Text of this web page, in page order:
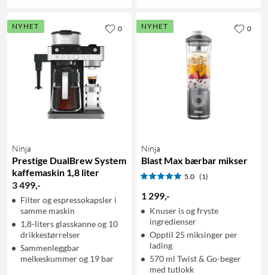
NYHET
Ninja
Prestige DualBrew System
kaffemaskin 1,8 liter
3 499,-
Filter og espressokapsler i
samme maskin
1,8-liters glasskanne og 10
drikkestørrelser
Sammenleggbar
melkeskummer og 19 bar
0 NYHET
Ninja
Blast Max bærbar mikser
5.0 (1)
1 299,-
Knuser is og fryste
ingredienser
Opptil 25 miksinger per
lading
570 ml Twist & Go-beger
med tutlokk
0